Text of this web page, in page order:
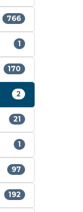
766
1
170
2
21
1
97
192